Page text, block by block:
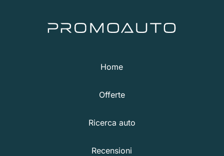
Home
Offerte
Ricerca auto
Recensioni